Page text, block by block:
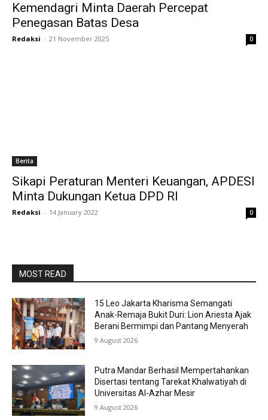
Kemendagri Minta Daerah Percepat
Penegasan Batas Desa
Redaksi - 21 November 2025 0
Berita
Sikapi Peraturan Menteri Keuangan, APDESI
Minta Dukungan Ketua DPD RI
Redaksi - 14 January 2022 0
MOST READ
15 Leo Jakarta Kharisma Semangati
Anak-Remaja Bukit Duri: Lion Ariesta Ajak
Berani Bermimpi dan Pantang Menyerah
9 August 2026
Putra Mandar Berhasil Mempertahankan
Disertasi tentang Tarekat Khalwatiyah di
Universitas Al-Azhar Mesir
9 August 2026